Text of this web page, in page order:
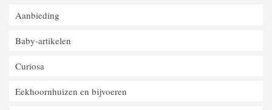
Aanbieding
Baby-artikelen
Curiosa
Eekhoornhuizen en bijvoeren